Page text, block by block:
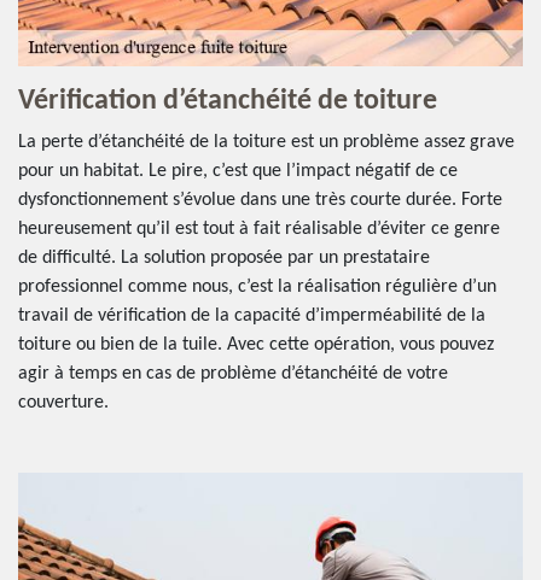
Vérification d’étanchéité de toiture
La perte d’étanchéité de la toiture est un problème assez grave
pour un habitat. Le pire, c’est que l’impact négatif de ce
dysfonctionnement s’évolue dans une très courte durée. Forte
heureusement qu’il est tout à fait réalisable d’éviter ce genre
de difficulté. La solution proposée par un prestataire
professionnel comme nous, c’est la réalisation régulière d’un
travail de vérification de la capacité d’imperméabilité de la
toiture ou bien de la tuile. Avec cette opération, vous pouvez
agir à temps en cas de problème d’étanchéité de votre
couverture.